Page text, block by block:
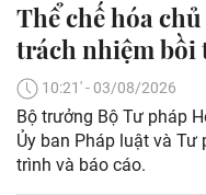
Thể chế hóa
trách nhiệm bồi
10:21' - 03/08/2026
Bộ trưởng Bộ Tư pháp
Ủy ban Pháp luật và Tư
trình và báo cáo.